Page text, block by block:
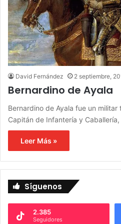
David Fernández 2 septiembre,
Bernardino de Ayala
Bernardino de Ayala fue un militar
Capitán de Infantería y
Leer Más »
Síguenos
2.385
Seguidores